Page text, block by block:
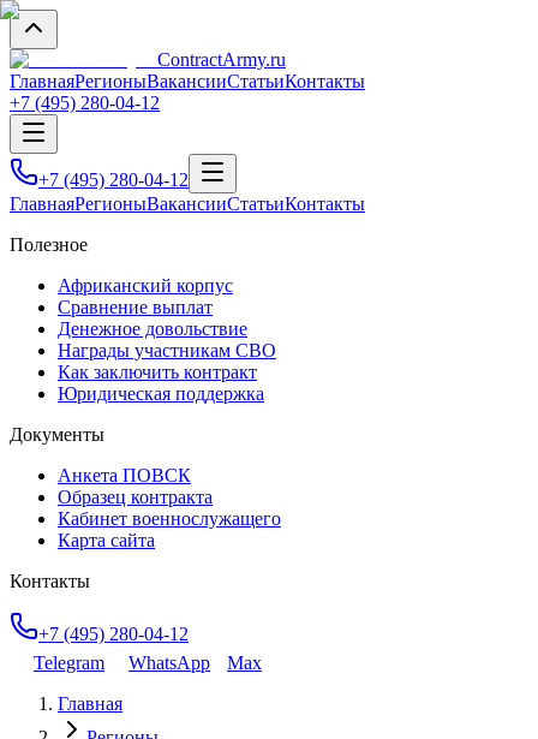
ContractArmy.ru
ГлавнаяРегионыВакансииСтатьиКонтакты
+7 (495) 280-04-12
+7 (495) 280-04-12
ГлавнаяРегионыВакансииСтатьиКонтакты
Полезное
Африканский корпус
Сравнение выплат
Денежное довольствие
Награды участникам СВО
Как заключить контракт
Юридическая поддержка
Документы
Анкета ПОВСК
Образец контракта
Кабинет военнослужащего
Карта сайта
Контакты
+7 (495) 280-04-12
Telegram
WhatsApp
Max
Главная